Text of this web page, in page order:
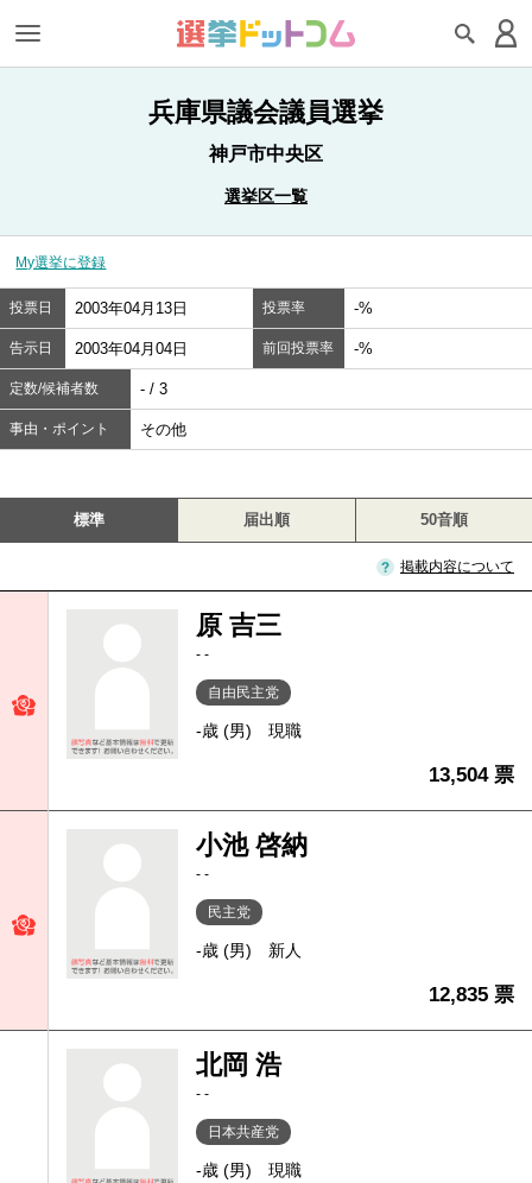
兵庫県議会議員選挙
神戸市中央区
選挙区一覧
My選挙に登録
投票日 2003年04月13日 投票率 -%
告示日 2003年04月04日 前回投票率 -%
定数/候補者数 - / 3
事由・ポイント その他
標準 届出順 50音順
掲載内容について
原 吉三
- -
自由民主党
-歳 (男) 現職
13,504 票
小池 啓納
- -
民主党
-歳 (男) 新人
12,835 票
北岡 浩
- -
日本共産党
-歳 (男) 現職